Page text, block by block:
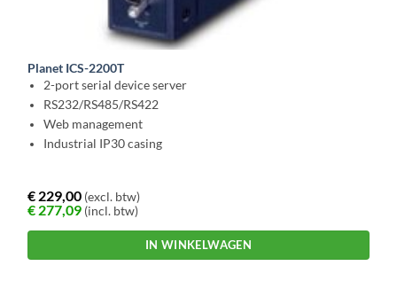
Planet ICS-2200T
2-port serial device server
RS232/RS485/RS422
Web management
Industrial IP30 casing
€ 229,00 (excl. btw)
€ 277,09 (incl. btw)
IN WINKELWAGEN